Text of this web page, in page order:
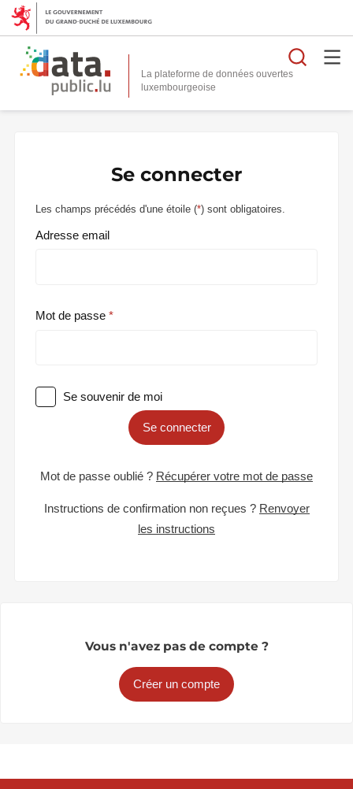
La plateforme de données ouvertes
Se connecter
Les champs précédés d'une étoile (*) sont obligatoires.
Adresse email
Mot de passe
Se souvenir de moi
Se connecter
Mot de passe oublié ? Récupérer votre mot de passe
Instructions de confirmation non reçues ? Renvoyer
les instructions
Vous n'avez pas de compte ?
Créer un compte